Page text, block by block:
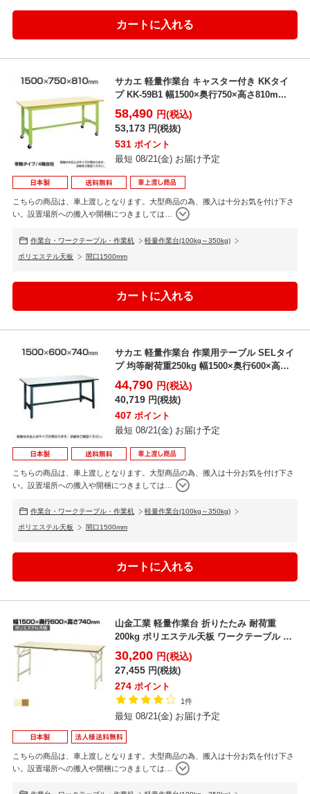
サカエ 軽量作業台 キャスター付き KKタイ
プ KK-59B1 幅1500×奥行750×高さ810m...
58,490 円(税込)
53,173 円(税抜)
531 ポイント
最短 08/21(金) お届け予定
こちらの商品は、車上渡しとなります。大型商品の為、搬入は十分お気を付け下さ
い。設置場所への搬入や開梱につきましては
作業台・ワークテーブル・作業机 軽量作業台(100kg～350kg)
ポリエステル天板 間口1500mm
サカエ 軽量作業台 作業用テーブル SELタイ
プ 均等耐荷重250kg 幅1500×奥行600×高
さ...
44,790 円(税込)
40,719 円(税抜)
407 ポイント
最短 08/21(金) お届け予定
こちらの商品は、車上渡しとなります。大型商品の為、搬入は十分お気を付け下さ
い。設置場所への搬入や開梱につきましては
作業台・ワークテーブル・作業机 軽量作業台(100kg～350kg)
ポリエステル天板 間口1500mm
山金工業 軽量作業台 折りたたみ 耐荷重
200kg ポリエステル天板 ワークテーブル 折
り畳み式 S...
30,200 円(税込)
27,455 円(税抜)
274 ポイント
1件
最短 08/21(金) お届け予定
こちらの商品は、車上渡しとなります。大型商品の為、搬入は十分お気を付け下さ
い。設置場所への搬入や開梱につきましては